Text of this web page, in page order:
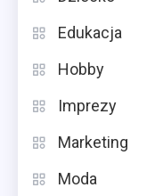
Edukacja
Hobby
Imprezy
Marketing
Moda